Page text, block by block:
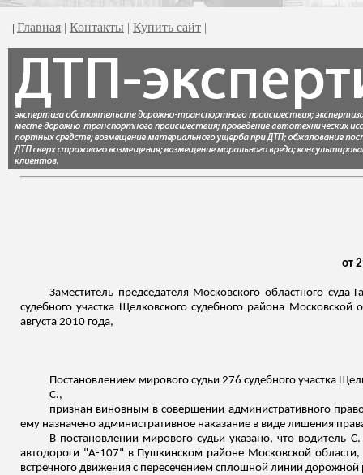
| Главная | Контакты | Купить сайт |
от
Заместитель председателя Московского областного суда
судебного участка Щелковского судебного района
августа 2010 года,
Постановлением мирового судьи 276 судебного участка
С.,
признан виновным в совершении административного
ему назначено административное наказание в виде лишения
В постановлении мирового судьи указано, что
автодороги "А-107" в Пушкинском районе Московской
встречного движения с пересечением сплошной линии